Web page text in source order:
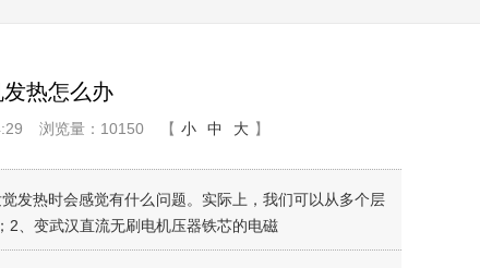
热怎么办
浏览量：10150 【 小 中 大 】
发热时会感觉有什么问题。实际上，我们可以从多个层
2、变武汉直流无刷电机压器铁芯的电磁